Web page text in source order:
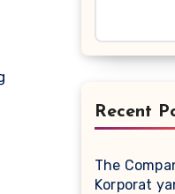
Recent
The
Korporat